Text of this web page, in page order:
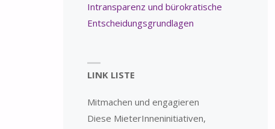
Intransparenz und bürokratische
Entscheidungsgrundlagen
LINK LISTE
Mitmachen und engagieren
Diese MieterInneninitiativen,